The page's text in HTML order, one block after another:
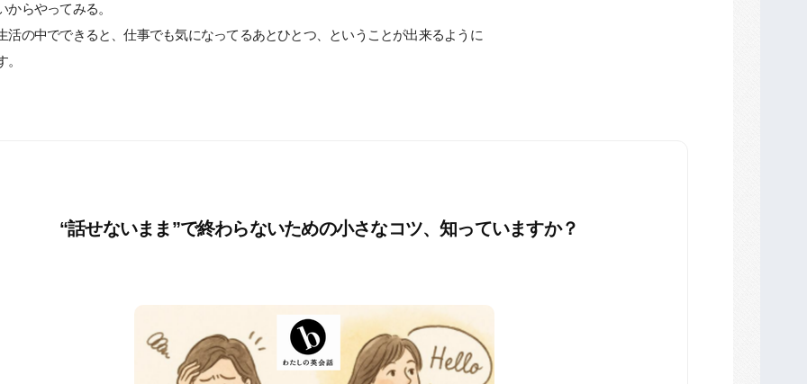
からやってみる。
活の中でできると、仕事でも気になってるあとひとつ、ということが出来るように
“話せないまま”で終わらないための小さなコツ、知っていますか？